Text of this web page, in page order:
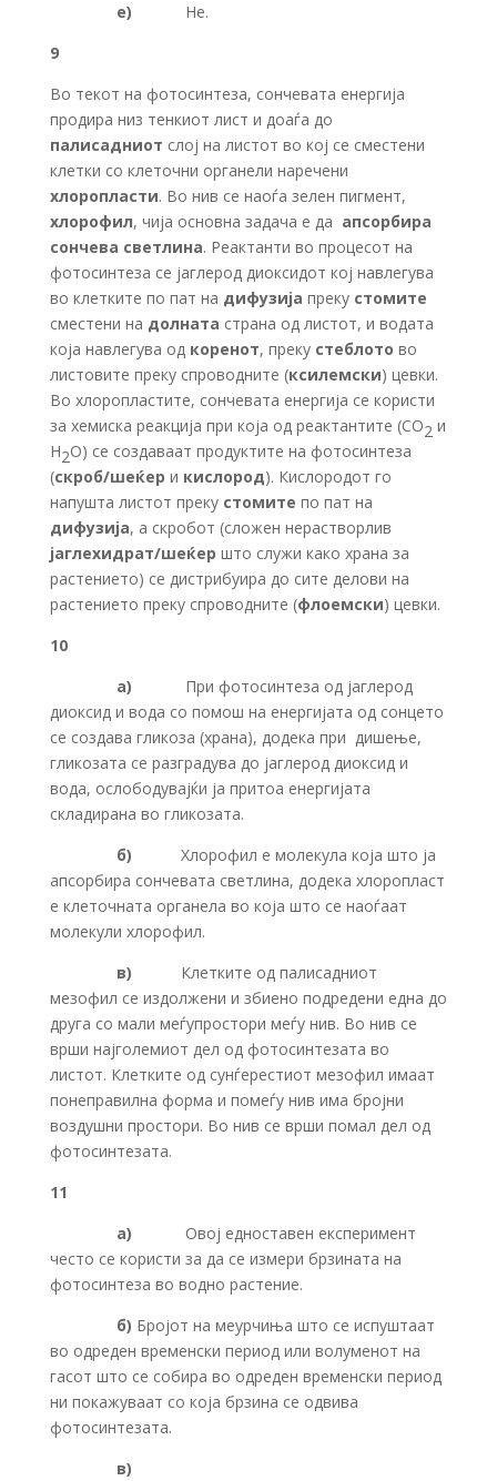
е) Не.
9
Во текот на фотосинтеза, сончевата енергија
продира низ тенкиот лист и доаѓа до
палисадниот слој на листот во кој се сместени
клетки со клеточни органели наречени
хлоропласти. Во нив се наоѓа зелен пигмент,
хлорофил, чија основна задача е да апсорбира
сончева светлина. Реактанти во процесот на
фотосинтеза се јаглерод диоксидот кој навлегува
во клетките по пат на дифузија преку стомите
сместени на долната страна од листот, и водата
која навлегува од коренот, преку стеблото во
листовите преку спроводните (ксилемски) цевки.
Во хлоропластите, сончевата енергија се користи
за хемиска реакција при која од реактантите (CO2 и
H2O) се создаваат продуктите на фотосинтеза
(скроб/шеќер и кислород). Кислородот го
напушта листот преку стомите по пат на
дифузија, а скробот (сложен нерастворлив
јаглехидрат/шеќер што служи како храна за
растението) се дистрибуира до сите делови на
растението преку спроводните (флоемски) цевки.
10
а) При фотосинтеза од јаглерод
диоксид и вода со помош на енергијата од сонцето
се создава гликоза (храна), додека при дишење,
гликозата се разградува до јаглерод диоксид и
вода, ослободувајќи ја притоа енергијата
складирана во гликозата.
б) Хлорофил е молекула која што ја
апсорбира сончевата светлина, додека хлоропласт
е клеточната органела во која што се наоѓаат
молекули хлорофил.
в) Клетките од палисадниот
мезофил се издолжени и збиено подредени една до
друга со мали меѓупростори меѓу нив. Во нив се
врши најголемиот дел од фотосинтезата во
листот. Клетките од сунѓерестиот мезофил имаат
понеправилна форма и помеѓу нив има бројни
воздушни простори. Во нив се врши помал дел од
фотосинтезата.
11
а) Овој едноставен експеримент
често се користи за да се измери брзината на
фотосинтеза во водно растение.
б) Бројот на меурчиња што се испуштаат
во одреден временски период или волуменот на
гасот што се собира во одреден временски период
ни покажуваат со која брзина се одвива
фотосинтезата.
в)